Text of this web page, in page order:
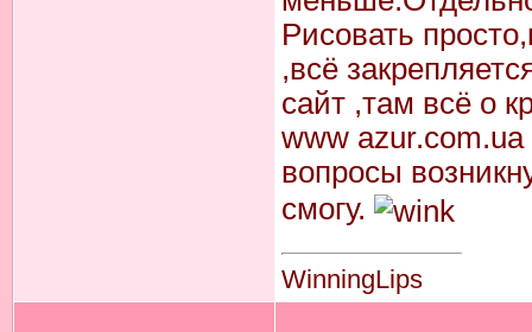
Рисовать
,всё
сайт ,там всё о
www
вопросы
смогу.
WinningLips